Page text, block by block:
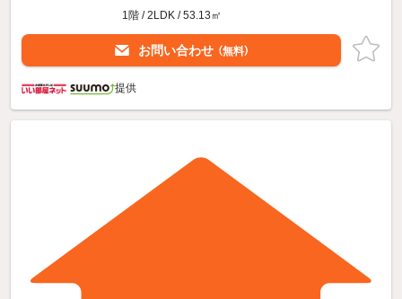
1階 / 2LDK / 53.13㎡
お問い合わせ （無料）
提供